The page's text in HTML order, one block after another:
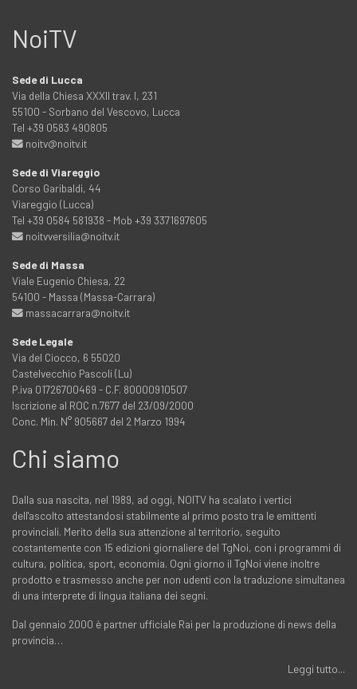
NoiTV
Sede di Lucca
Via della Chiesa XXXII trav. I, 231
55100 - Sorbano del Vescovo, Lucca
Tel +39 0583 490805
noitv@noitv.it
Sede di Viareggio
Corso Garibaldi, 44
Viareggio (Lucca)
Tel +39 0584 581938 - Mob +39 3371697605
noitvversilia@noitv.it
Sede di Massa
Viale Eugenio Chiesa, 22
54100 - Massa (Massa-Carrara)
massacarrara@noitv.it
Sede Legale
Via del Ciocco, 6 55020
Castelvecchio Pascoli (Lu)
P.iva 01726700469 - C.F. 80000910507
Iscrizione al ROC n.7677 del 23/09/2000
Conc. Min. N° 905667 del 2 Marzo 1994
Chi siamo
Dalla sua nascita, nel 1989, ad oggi, NOITV ha scalato i vertici
dell'ascolto attestandosi stabilmente al primo posto tra le emittenti
provinciali. Merito della sua attenzione al territorio, seguito
costantemente con 15 edizioni giornaliere del TgNoi, con i programmi di
cultura, politica, sport, economia. Ogni giorno il TgNoi viene inoltre
prodotto e trasmesso anche per non udenti con la traduzione simultanea
di una interprete di lingua italiana dei segni.
Dal gennaio 2000 è partner ufficiale Rai per la produzione di news della
provincia…
Leggi tutto...